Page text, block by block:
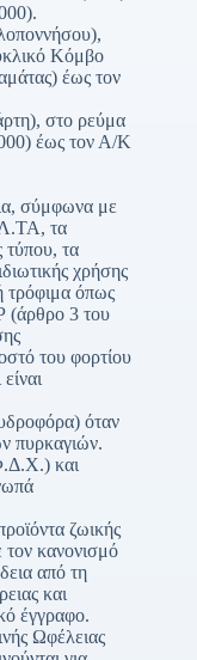
Κόμβο
έως τον
στο ρεύμα
έως τον Α/Κ
σύμφωνα με
τα
τύπου, τα
χρήσης
όπως
(άρθρο 3 του
του φορτίου
όταν
πυρκαγιών.
και
ζωικής
κανονισμό
από τη
και
έγγραφο.
Ωφέλειας